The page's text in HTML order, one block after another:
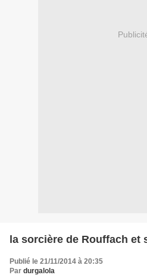
la sorcière de Rouffach et
Publié le 21/11/2014 à 20:35
Par durgalola